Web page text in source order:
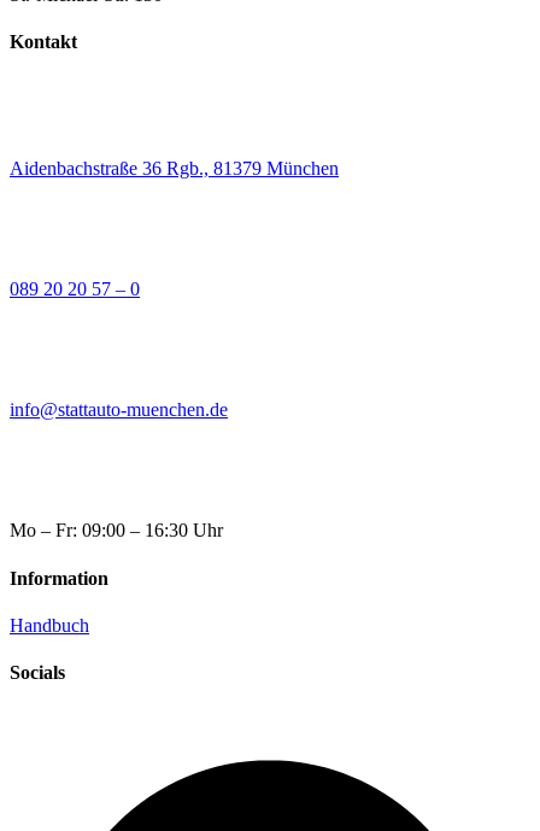
Kontakt
Aidenbachstraße 36 Rgb., 81379 München
089 20 20 57 – 0
info@stattauto-muenchen.de
Mo – Fr: 09:00 – 16:30 Uhr
Information
Handbuch
Socials